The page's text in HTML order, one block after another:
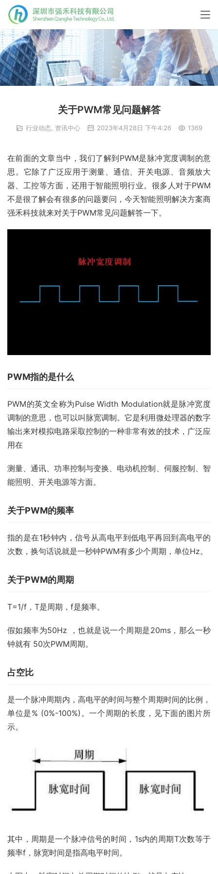
关于PWM常见问题解答
行业动态 资讯中心 2023年4月28日 下午4:26 1369
在前面的文章当中，我们了解到PWM是脉冲宽度调制的意
思。它除了广泛应用于测量、通信、开关电源、音频放大
器、工控等方面，还用于智能照明行业。很多人对于PWM
不是很了解会有很多的问题要问，今天智能照明解决方案商
强禾科技就来对关于PWM常见问题解答一下。
PWM指的是什么
PWM的英文全称为Pulse Width Modulation就是脉冲宽度
调制的意思，也可以叫脉宽调制。它是利用微处理器的数字
输出来对模拟电路采取控制的一种非常有效的技术，广泛应
用在
测量、通讯、功率控制与变换、电动机控制、伺服控制、智
能照明、开关电源等方面。
关于PWM的频率
指的是在1秒钟内，信号从高电平到低电平再回到高电平的
次数，换句话说就是一秒钟PWM有多少个周期，单位Hz。
关于PWM的周期
T=1/f，T是周期，f是频率。
假如频率为50Hz ，也就是说一个周期是20ms，那么一秒
钟就有 50次PWM周期。
占空比
是一个脉冲周期内，高电平的时间与整个周期时间的比例，
单位是% (0%-100%)。一个周期的长度，见下面的图片所
示。
其中，周期是一个脉冲信号的时间，1s内的周期T次数等于
频率f，脉宽时间是指高电平时间。